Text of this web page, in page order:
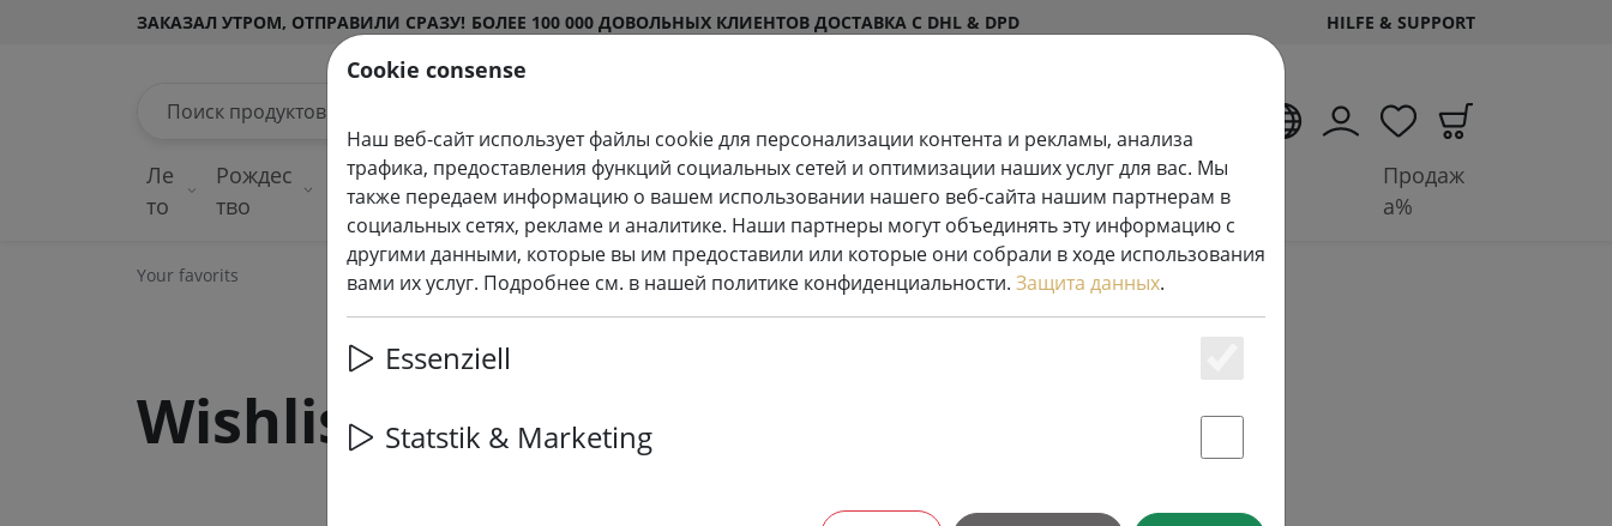
ЗАКАЗАЛ УТРОМ, ОТПРАВИЛИ СРАЗУ! БОЛЕЕ 100 000 ДОВОЛЬНЫХ КЛИЕНТОВ ДОСТАВКА С DHL & DPD HILFE & SUPPORT
Ле
то
Рождес
тво
Сказочные
огни
Светящееся
украшение
Свечи
светодиодные
Системы сказочных
огней
Аксессуары и
аккумуляторы
Продаж
а%
Your favorits
Wishlist
Cookie consense
Наш веб-сайт использует файлы cookie для персонализации контента и рекламы, анализа
трафика, предоставления функций социальных сетей и оптимизации наших услуг для вас. Мы
также передаем информацию о вашем использовании нашего веб-сайта нашим партнерам в
социальных сетях, рекламе и аналитике. Наши партнеры могут объединять эту информацию с
другими данными, которые вы им предоставили или которые они собрали в ходе использования
вами их услуг. Подробнее см. в нашей политике конфиденциальности. Защита данных.
Essenziell
Statstik & Marketing